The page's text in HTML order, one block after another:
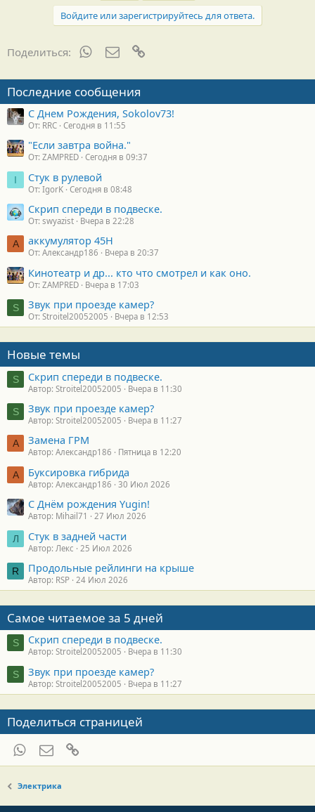
Войдите или зарегистрируйтесь для ответа.
Поделиться: WhatsAppЭлектронная почта
Последние сообщения
С Днем Рождения, Sokolov73!
От: RRC Сегодня в 11:55
"Если завтра война."
От: ZAMPRED Сегодня в 09:37
I Стук в рулевой
От: IgorK Сегодня в 08:48
Скрип спереди в подвеске.
От: swyazist Вчера в 22:28
А аккумулятор 45H
От: Александр186 Вчера в 20:37
Кинотеатр и др... кто что смотрел и как оно.
От: ZAMPRED Вчера в 17:03
S Звук при проезде камер?
От: Stroitel20052005 Вчера в 12:53
Новые темы
S Скрип спереди в подвеске.
Автор: Stroitel20052005 Вчера в 11:30
S Звук при проезде камер?
Автор: Stroitel20052005 Вчера в 11:27
А Замена ГРМ
Автор: Александр186 Пятница в 12:20
А Буксировка гибрида
Автор: Александр186 30 Июл 2026
С Днём рождения Yugin!
Автор: Mihail71 27 Июл 2026
Л Стук в задней части
Автор: Лекс 25 Июл 2026
R Продольные рейлинги на крыше
Автор: RSP 24 Июл 2026
Самое читаемое за 5 дней
S Скрип спереди в подвеске.
Автор: Stroitel20052005 Вчера в 11:30
S Звук при проезде камер?
Автор: Stroitel20052005 Вчера в 11:27
Поделиться страницей
WhatsAppЭлектронная почта
Электрика